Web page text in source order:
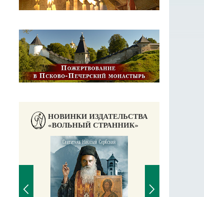
НОВИНКИ ИЗДАТЕЛЬСТВА
«ВОЛЬНЫЙ СТРАННИК»
у